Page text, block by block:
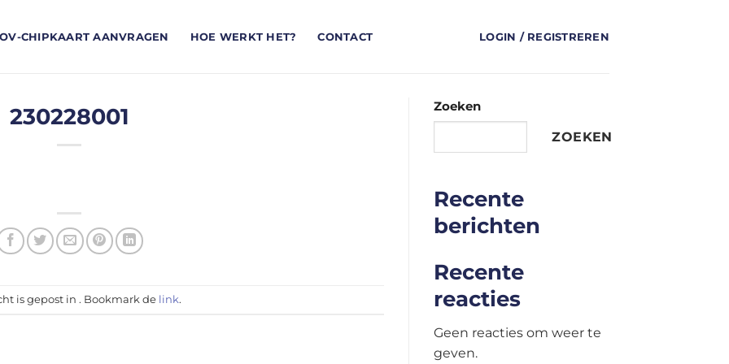
OV-CHIPKAART AANVRAGEN HOE WERKT HET? CONTACT LOGIN / REGISTREREN
230228001
is gepost in . Bookmark de link.
Zoeken
ZOEKEN
Recente
berichten
Recente
reacties
Geen reacties om weer te
geven.